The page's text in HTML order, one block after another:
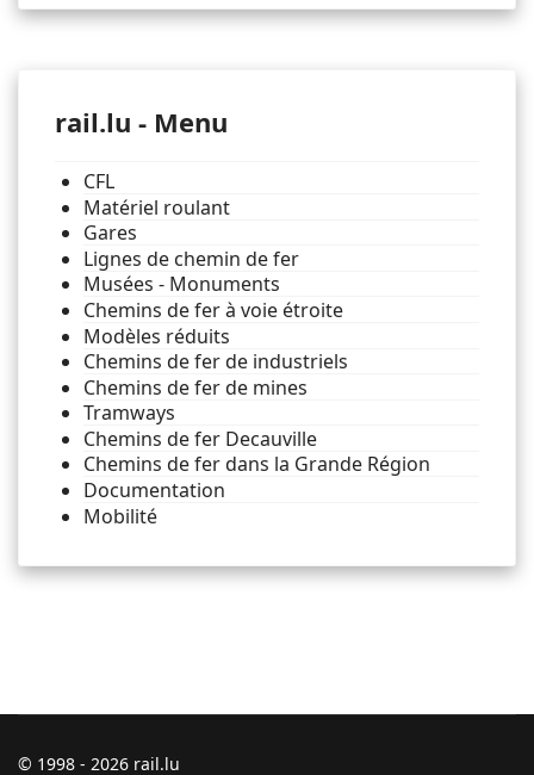
rail.lu - Menu
CFL
Matériel roulant
Gares
Lignes de chemin de fer
Musées - Monuments
Chemins de fer à voie étroite
Modèles réduits
Chemins de fer de industriels
Chemins de fer de mines
Tramways
Chemins de fer Decauville
Chemins de fer dans la Grande Région
Documentation
Mobilité
© 1998 - 2026 rail.lu